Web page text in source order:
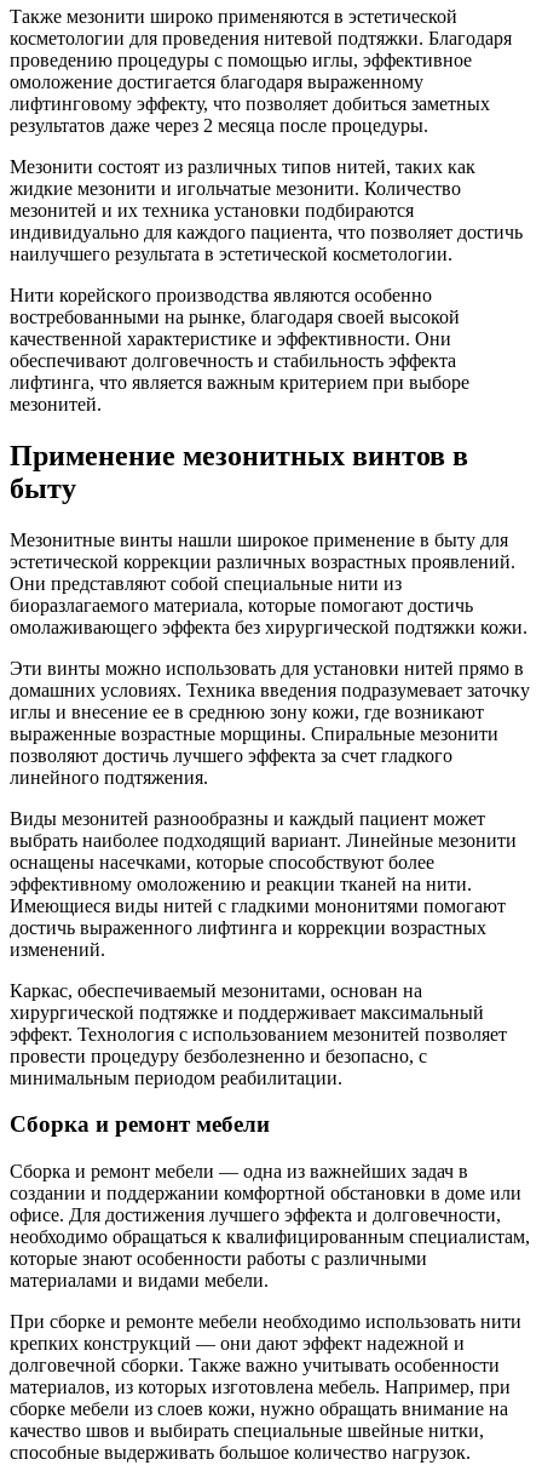
Также мезонити широко применяются в эстетической
косметологии для проведения нитевой подтяжки. Благодаря
проведению процедуры с помощью иглы, эффективное
омоложение достигается благодаря выраженному
лифтинговому эффекту, что позволяет добиться заметных
результатов даже через 2 месяца после процедуры.
Мезонити состоят из различных типов нитей, таких как
жидкие мезонити и игольчатые мезонити. Количество
мезонитей и их техника установки подбираются
индивидуально для каждого пациента, что позволяет достичь
наилучшего результата в эстетической косметологии.
Нити корейского производства являются особенно
востребованными на рынке, благодаря своей высокой
качественной характеристике и эффективности. Они
обеспечивают долговечность и стабильность эффекта
лифтинга, что является важным критерием при выборе
мезонитей.
Применение мезонитных винтов в
быту
Мезонитные винты нашли широкое применение в быту для
эстетической коррекции различных возрастных проявлений.
Они представляют собой специальные нити из
биоразлагаемого материала, которые помогают достичь
омолаживающего эффекта без хирургической подтяжки кожи.
Эти винты можно использовать для установки нитей прямо в
домашних условиях. Техника введения подразумевает заточку
иглы и внесение ее в среднюю зону кожи, где возникают
выраженные возрастные морщины. Спиральные мезонити
позволяют достичь лучшего эффекта за счет гладкого
линейного подтяжения.
Виды мезонитей разнообразны и каждый пациент может
выбрать наиболее подходящий вариант. Линейные мезонити
оснащены насечками, которые способствуют более
эффективному омоложению и реакции тканей на нити.
Имеющиеся виды нитей с гладкими мононитями помогают
достичь выраженного лифтинга и коррекции возрастных
изменений.
Каркас, обеспечиваемый мезонитами, основан на
хирургической подтяжке и поддерживает максимальный
эффект. Технология с использованием мезонитей позволяет
провести процедуру безболезненно и безопасно, с
минимальным периодом реабилитации.
Сборка и ремонт мебели
Сборка и ремонт мебели — одна из важнейших задач в
создании и поддержании комфортной обстановки в доме или
офисе. Для достижения лучшего эффекта и долговечности,
необходимо обращаться к квалифицированным специалистам,
которые знают особенности работы с различными
материалами и видами мебели.
При сборке и ремонте мебели необходимо использовать нити
крепких конструкций — они дают эффект надежной и
долговечной сборки. Также важно учитывать особенности
материалов, из которых изготовлена мебель. Например, при
сборке мебели из слоев кожи, нужно обращать внимание на
качество швов и выбирать специальные швейные нитки,
способные выдерживать большое количество нагрузок.